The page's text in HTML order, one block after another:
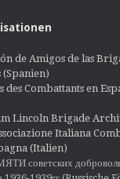
de Amigos de las
des Combattants en
Lincoln Brigade
Italiana
(Italien)
советских